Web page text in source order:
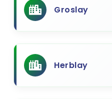
Groslay
Herblay